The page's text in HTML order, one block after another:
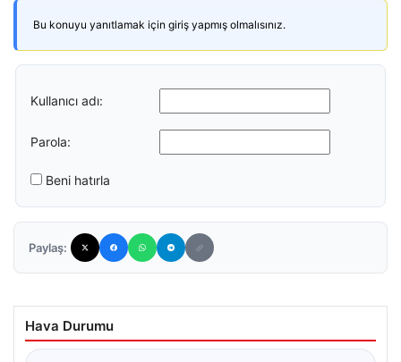
Bu konuyu yanıtlamak için giriş yapmış olmalısınız.
Kullanıcı adı:
Parola:
Beni hatırla
Paylaş:
Hava Durumu